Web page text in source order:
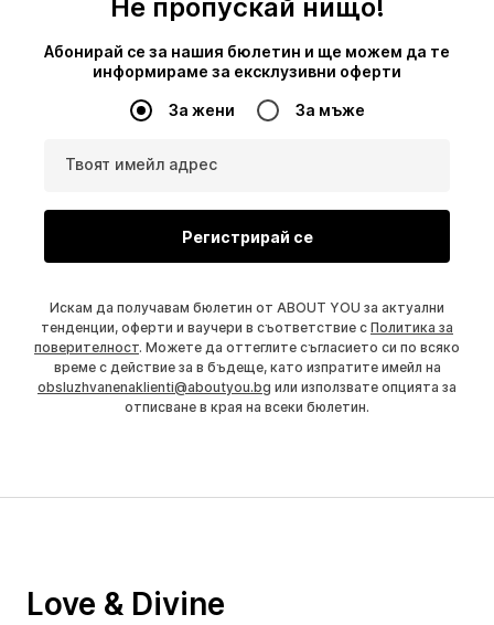
Не пропускай нищо!
Абонирай се за нашия бюлетин и ще можем да те
информираме за ексклузивни оферти
За жени За мъже
Твоят имейл адрес
Регистрирай се
Искам да получавам бюлетин от ABOUT YOU за актуални
тенденции, оферти и ваучери в съответствие с Политика за
поверителност. Можете да оттеглите съгласието си по всяко
време с действие за в бъдеще, като изпратите имейл на
obsluzhvanenaklienti@aboutyou.bg или използвате опцията за
отписване в края на всеки бюлетин.
Love & Divine